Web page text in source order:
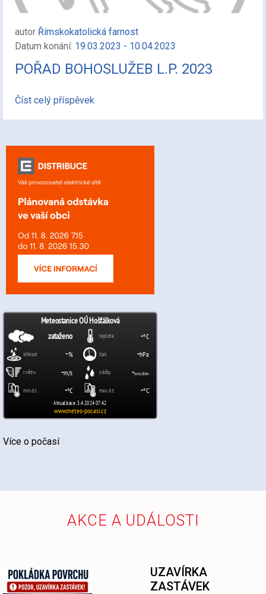
Více o počasí
autor Římskokatolická farnost
Datum konání: 19.03.2023 - 10.04.2023
POŘAD BOHOSLUŽEB L.P. 2023
Číst celý příspěvek
AKCE A UDÁLOSTI
UZAVÍRKA
ZASTÁVEK